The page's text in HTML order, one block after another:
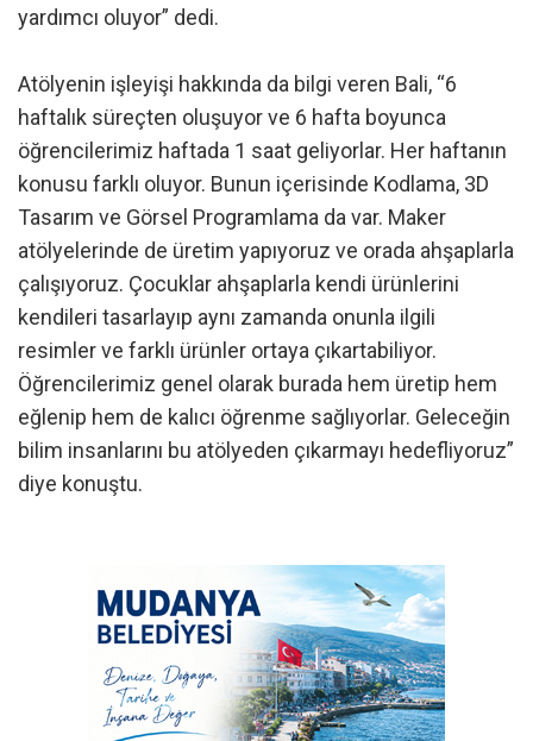
yardımcı oluyor” dedi.
Atölyenin işleyişi hakkında da bilgi veren Bali, “6
haftalık süreçten oluşuyor ve 6 hafta boyunca
öğrencilerimiz haftada 1 saat geliyorlar. Her haftanın
konusu farklı oluyor. Bunun içerisinde Kodlama, 3D
Tasarım ve Görsel Programlama da var. Maker
atölyelerinde de üretim yapıyoruz ve orada ahşaplarla
çalışıyoruz. Çocuklar ahşaplarla kendi ürünlerini
kendileri tasarlayıp aynı zamanda onunla ilgili
resimler ve farklı ürünler ortaya çıkartabiliyor.
Öğrencilerimiz genel olarak burada hem üretip hem
eğlenip hem de kalıcı öğrenme sağlıyorlar. Geleceğin
bilim insanlarını bu atölyeden çıkarmayı hedefliyoruz”
diye konuştu.